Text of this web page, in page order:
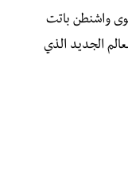
واشنطن باتت
الجديد الذي